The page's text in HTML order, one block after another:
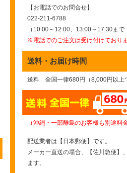
【お電話でのお問合せ】
022-211-6788
（10:00～12:00、13:00～17:30ま
※電話でのご注文は受け付けており
送料・お届け時間
送料 全国一律680円（8,000円以上
（沖縄・一部離島のお客様も別途料
配送業者は【日本郵便】です。
メーカー直送の場合、【佐川急便】
ます。